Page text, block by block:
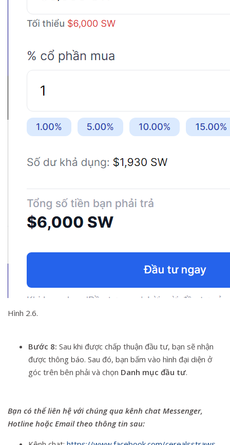
Hình 2.6.
Bước 8: Sau khi được chấp thuận đầu tư, bạn sẽ nhận
được thông báo. Sau đó, bạn bấm vào hình đại diện ở
góc trên bên phải và chọn Danh mục đầu tư.
Bạn có thể liên hệ với chúng qua kênh chat Messenger,
Hotline hoặc Email theo thông tin sau: